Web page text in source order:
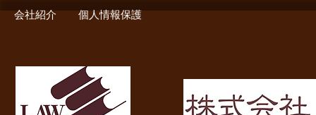
会社紹介 個人情報保護